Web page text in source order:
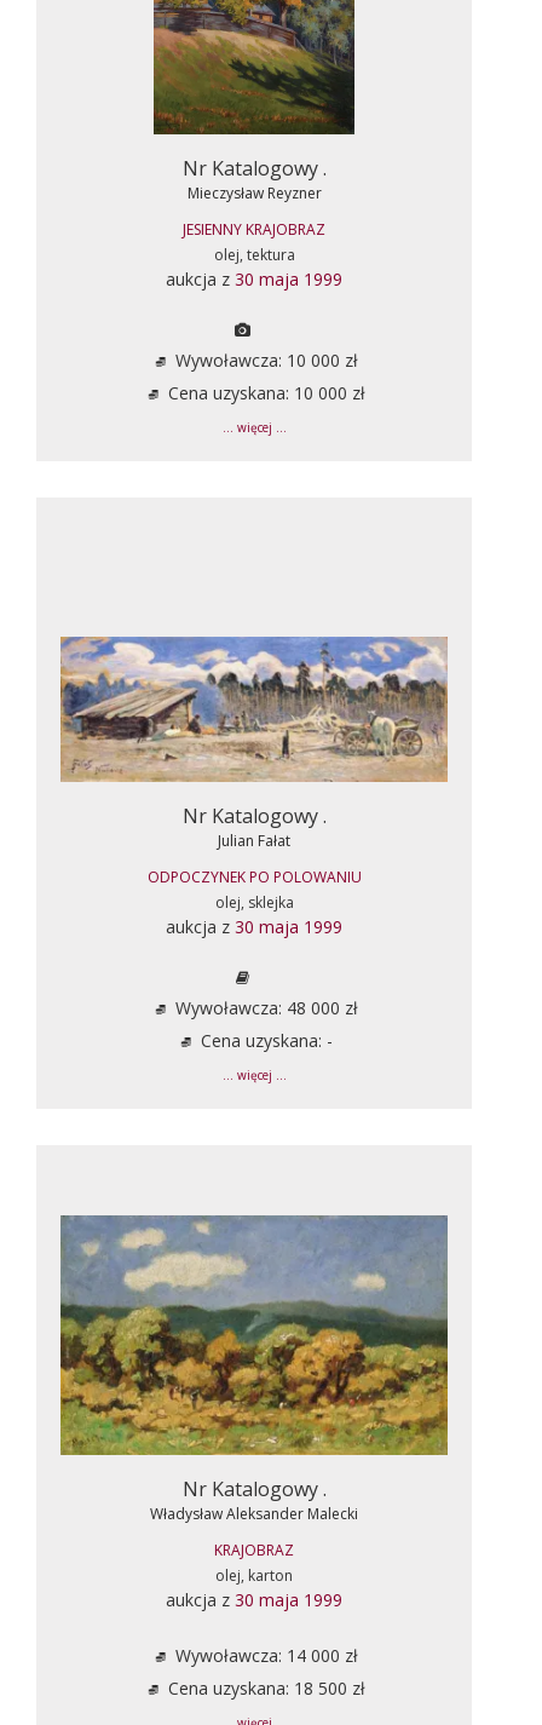
Nr Katalogowy .
Mieczysław Reyzner
JESIENNY KRAJOBRAZ
olej, tektura
aukcja z 30 maja 1999
Wywoławcza: 10 000 zł
Cena uzyskana: 10 000 zł
... więcej ...
Nr Katalogowy .
Julian Fałat
ODPOCZYNEK PO POLOWANIU
olej, sklejka
aukcja z 30 maja 1999
Wywoławcza: 48 000 zł
Cena uzyskana: -
... więcej ...
Nr Katalogowy .
Władysław Aleksander Malecki
KRAJOBRAZ
olej, karton
aukcja z 30 maja 1999
Wywoławcza: 14 000 zł
Cena uzyskana: 18 500 zł